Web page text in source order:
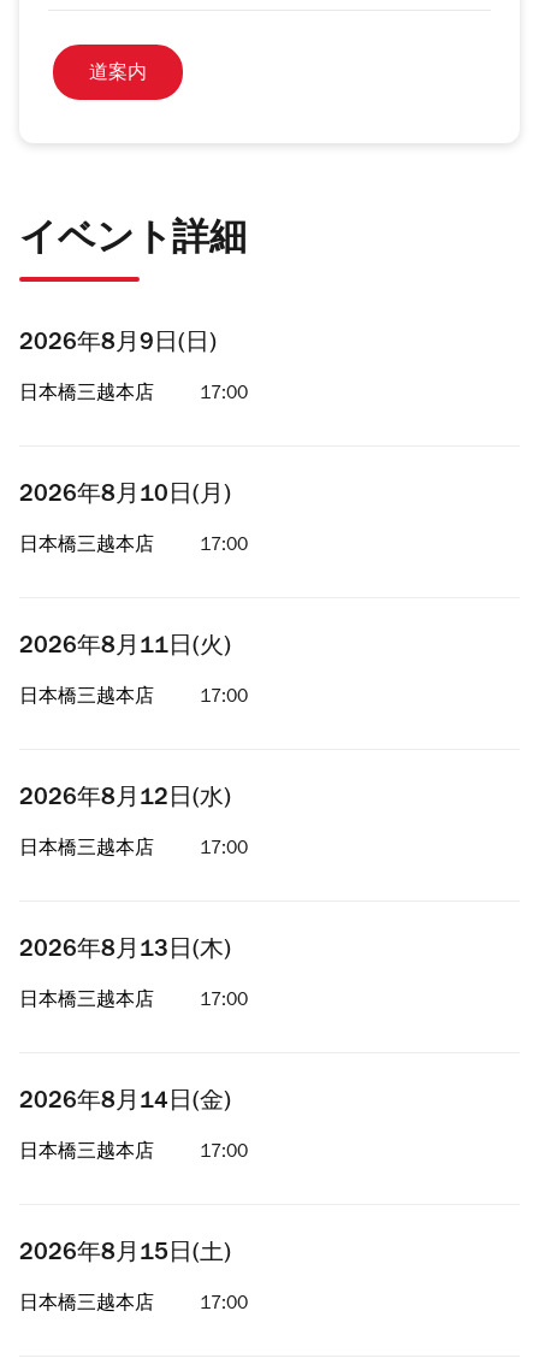
道案内
イベント詳細
2026年8月9日(日)
日本橋三越本店 17:00
2026年8月10日(月)
日本橋三越本店 17:00
2026年8月11日(火)
日本橋三越本店 17:00
2026年8月12日(水)
日本橋三越本店 17:00
2026年8月13日(木)
日本橋三越本店 17:00
2026年8月14日(金)
日本橋三越本店 17:00
2026年8月15日(土)
日本橋三越本店 17:00